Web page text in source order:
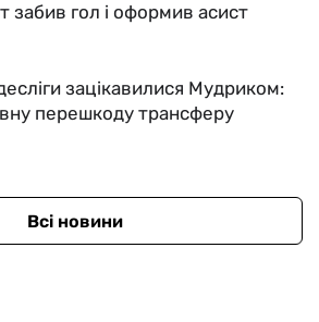
забив гол і оформив асист
зацікавилися Мудриком:
перешкоду трансферу
Всі новини